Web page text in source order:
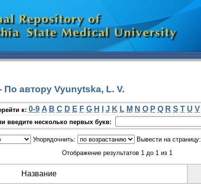
автору Vyunytska, L. V.
к: 0-9 A B C D E F G H J K L M N O P Q R S T U V
введите несколько первых букв:
Упорядочнить: Вывести на страницу:
Отображение результатов 1 до 1 из 1
Название